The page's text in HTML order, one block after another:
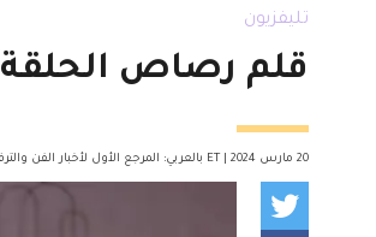
تليفزيون
قلم رصاص الحلقة 9 : كيف تتعامل ميلا الزهراني مع ابن زوجها؟
20 مارس 2024 | ET بالعربي: المرجع الأول لأخبار الفن والترفيه في العالم العربي